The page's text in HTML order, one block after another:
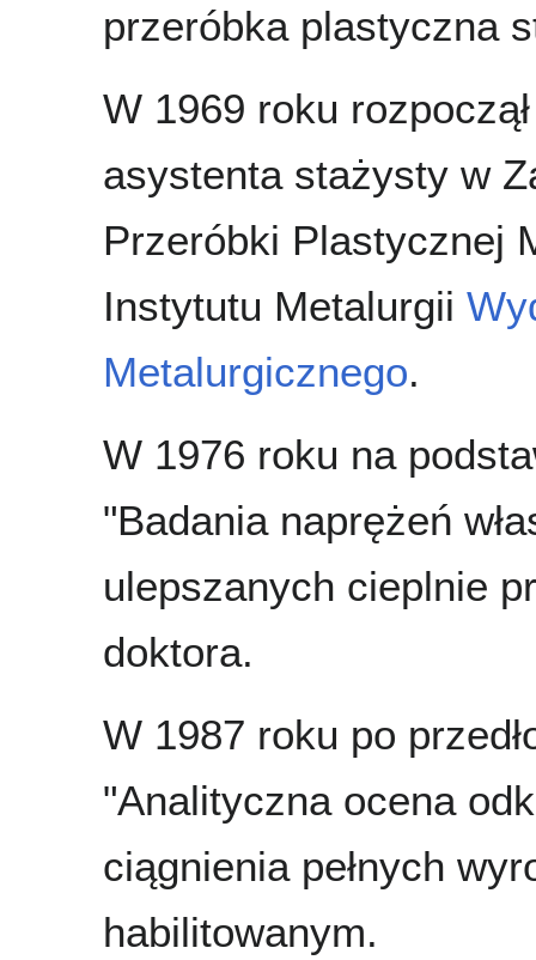
przeróbka plastyczna
W 1969 roku
asystenta stażysty w
Przeróbki Plastycznej
Instytutu Metalurgii
Metalurgicznego.
W 1976 roku na
"Badania naprężeń
ulepszanych cieplnie
doktora.
W 1987 roku po
"Analityczna ocena
ciągnienia pełnych
habilitowanym.